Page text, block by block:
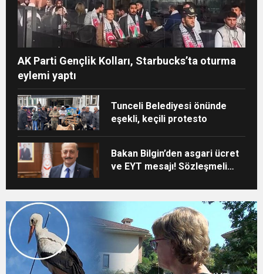
AK Parti Gençlik Kolları, Starbucks’ta oturma
eylemi yaptı
Tunceli Belediyesi önünde
eşekli, keçili protesto
Bakan Bilgin’den asgari ücret
ve EYT mesajı! Sözleşmeli
düzenlemesinde kapsam
genişledi